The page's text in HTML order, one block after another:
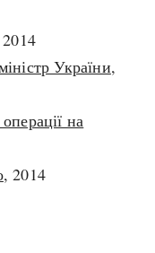
України,
на
, 2014